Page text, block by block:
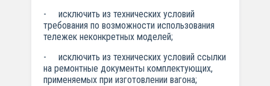
- исключить из технических условий
требования по возможности использования
тележек неконкретных моделей;
- исключить из технических условий ссылки
на ремонтные документы комплектующих,
применяемых при изготовлении вагона;